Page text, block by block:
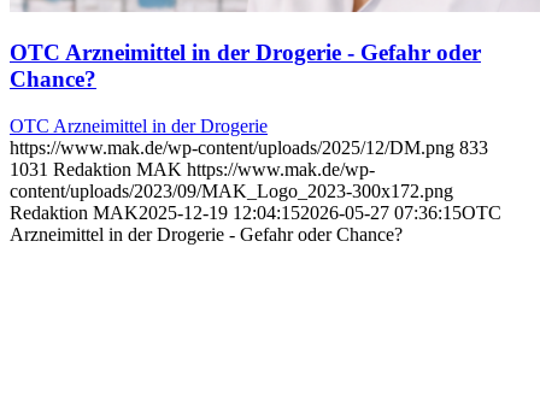
OTC Arzneimittel in der Drogerie - Gefahr oder
Chance?
OTC Arzneimittel in der Drogerie
https://www.mak.de/wp-content/uploads/2025/12/DM.png 833
1031 Redaktion MAK https://www.mak.de/wp-
content/uploads/2023/09/MAK_Logo_2023-300x172.png
Redaktion MAK2025-12-19 12:04:152026-05-27 07:36:15OTC
Arzneimittel in der Drogerie - Gefahr oder Chance?